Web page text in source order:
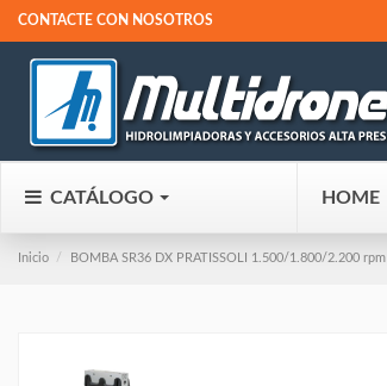
CONTACTE CON NOSOTROS
CATÁLOGO HOME
Inicio BOMBA SR36 DX PRATISSOLI 1.500/1.800/2.200 rpm